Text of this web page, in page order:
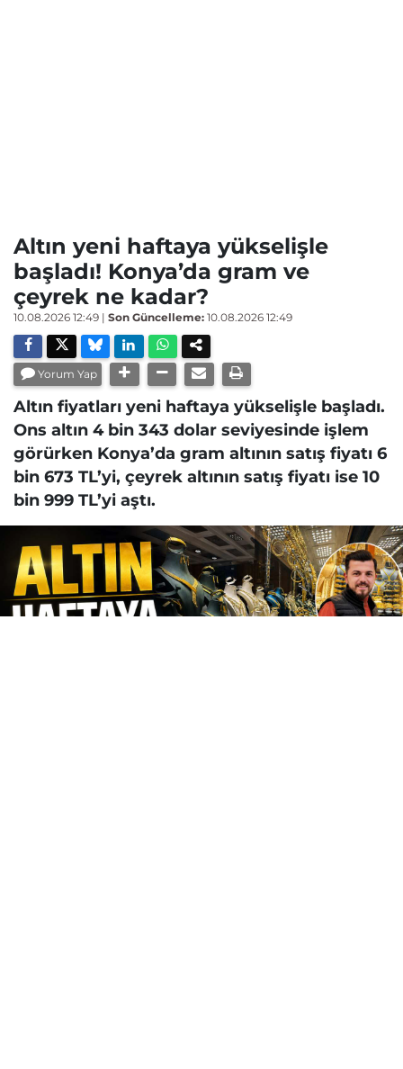
Altın yeni haftaya yükselişle
başladı! Konya’da gram ve
çeyrek ne kadar?
10.08.2026 12:49 | Son Güncelleme: 10.08.2026 12:49
Yorum Yap
Altın fiyatları yeni haftaya yükselişle başladı.
Ons altın 4 bin 343 dolar seviyesinde işlem
görürken Konya’da gram altının satış fiyatı 6
bin 673 TL’yi, çeyrek altının satış fiyatı ise 10
bin 999 TL’yi aştı.